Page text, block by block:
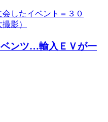
ベンツ…輸入ＥＶが一